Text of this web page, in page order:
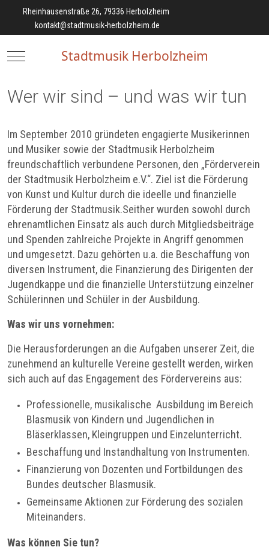
Rheinhausenstraße 26, 79336 Herbolzheim
kontakt@stadtmusik-herbolzheim.de
Mobile Menu ToggleStadtmusik Herbolzheim
Wer wir sind – und was wir tun
Im September 2010 gründeten engagierte Musikerinnen
und Musiker sowie der Stadtmusik Herbolzheim
freundschaftlich verbundene Personen, den „Förderverein
der Stadtmusik Herbolzheim e.V.“. Ziel ist die Förderung
von Kunst und Kultur durch die ideelle und finanzielle
Förderung der Stadtmusik.Seither wurden sowohl durch
ehrenamtlichen Einsatz als auch durch Mitgliedsbeiträge
und Spenden zahlreiche Projekte in Angriff genommen
und umgesetzt. Dazu gehörten u.a. die Beschaffung von
diversen Instrument, die Finanzierung des Dirigenten der
Jugendkappe und die finanzielle Unterstützung einzelner
Schülerinnen und Schüler in der Ausbildung.
Was wir uns vornehmen:
Die Herausforderungen an die Aufgaben unserer Zeit, die
zunehmend an kulturelle Vereine gestellt werden, wirken
sich auch auf das Engagement des Fördervereins aus:
Professionelle, musikalische Ausbildung im Bereich
Blasmusik von Kindern und Jugendlichen in
Bläserklassen, Kleingruppen und Einzelunterricht.
Beschaffung und Instandhaltung von Instrumenten.
Finanzierung von Dozenten und Fortbildungen des
Bundes deutscher Blasmusik.
Gemeinsame Aktionen zur Förderung des sozialen
Miteinanders.
Was können Sie tun?